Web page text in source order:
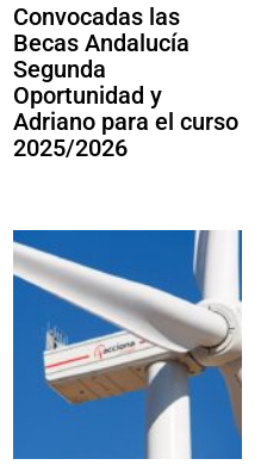
Convocadas las
Becas Andalucía
Segunda
Oportunidad y
Adriano para el curso
2025/2026